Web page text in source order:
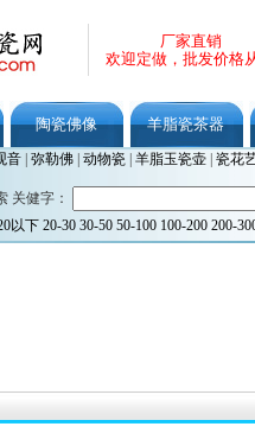
厂家直销
欢迎定做，批发价格
陶瓷佛像 羊脂瓷茶器
音| 弥勒佛| 动物瓷| 羊脂玉瓷壶| 瓷花
关健字：
以下 20-30 30-50 50-100 100-200 200-